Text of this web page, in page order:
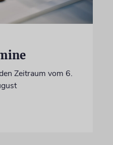
Zeitraum vom 6.